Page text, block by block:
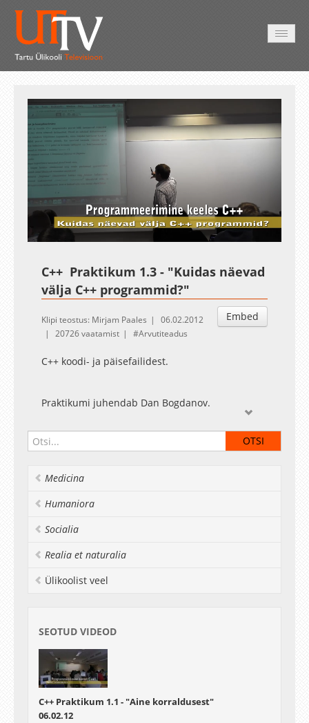
UnmuteLoaded:
17.32%
Esituskiirused
Auto
C++ Praktikum 1.3 - "Kuidas näevad
välja C++ programmid?"
Embed
Klipi teostus: Mirjam Paales
06.02.2012
20726 vaatamist
Arvutiteadus
C++ koodi- ja päisefailidest.
Praktikumi juhendab Dan Bogdanov.
Medicina
Humaniora
Socialia
Realia et naturalia
Ülikoolist veel
SEOTUD VIDEOD
C++ Praktikum 1.1 - "Aine korraldusest"
06.02.12